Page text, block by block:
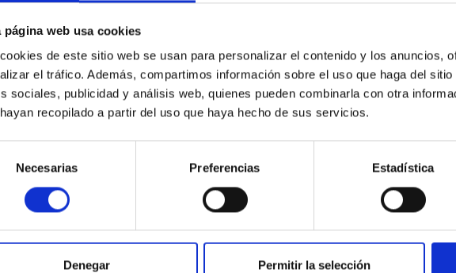
página web usa cookies
de este sitio web se usan para personalizar el contenido y los anuncios,
el tráfico. Además, compartimos información sobre el uso que haga del
sociales, publicidad y análisis web, quienes pueden combinarla con otra
recopilado a partir del uso que haya hecho de sus servicios.
Necesarias Preferencias Estadística
Denegar Permitir la selección
general de
de la
Una